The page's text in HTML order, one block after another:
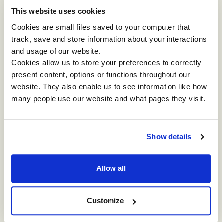
This website uses cookies
Cookies are small files saved to your computer that
track, save and store information about your interactions
and usage of our website.
Cookies allow us to store your preferences to correctly
present content, options or functions throughout our
website. They also enable us to see information like how
many people use our website and what pages they visit.
Show details
Allow all
Customize
molto difficili da definire, figuriamoci da misurare.
Anche in questo caso, l’atteggiamento comune è
stato l'evitamento: schivare domande difficili sui
valori, l’etica e i principi nella definizione e
misurazione del successo nelle organizzazioni.
Tutti noi siamo ‘portatori’ di un profondo e umano
vivere" per sentirci anche parte di qualcosa di
concreto, unico e utile. Desideriamo che il nostro
contributo faccia la differenza, sia denso di
Esiste una profonda connessione tra questi
fondamentali bisogni umani e l'esperienza